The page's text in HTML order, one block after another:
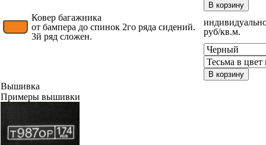
В корзину
Ковер багажника
от бампера до спинок 2го ряда сидений.
3й ряд сложен.
руб/кв.м.
В корзину
Вышивка
Примеры вышивки